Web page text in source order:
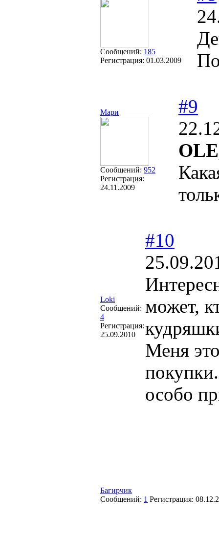
Сообщений: 185
Регистрация: 01.03.2009
Мари
Сообщений: 952
Регистрация:
24.11.2009
#9
Loki
Сообщений:
4
Регистрация:
25.09.2010
#10
может,
Меня
особо
Багирчик
Сообщений: 1 Регистрация: